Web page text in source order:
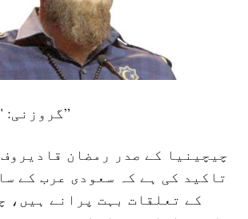
گروزنی: "الشرق الاوسط”
چیچینیا کے صدر رمضان
تاکید کی ہے کہ سعودی عرب کے
کے تعلقات بہت پرانے ہیں،